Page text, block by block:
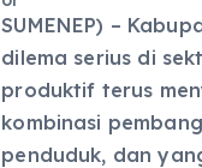
SUMENEP) –
dilema serius di
produktif terus
kombinasi
penduduk, dan